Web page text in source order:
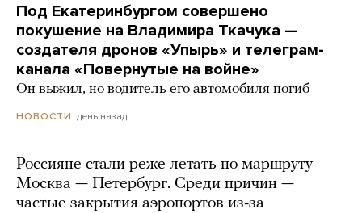
Под Екатеринбургом совершено
покушение на Владимира Ткачука —
создателя дронов «Упырь» и телеграм-
канала «Повернутые на войне»
Он выжил, но водитель его автомобиля погиб
НОВОСТИ день назад
Россияне стали реже летать по маршруту
Москва — Петербург. Среди причин —
частые закрытия аэропортов из-за